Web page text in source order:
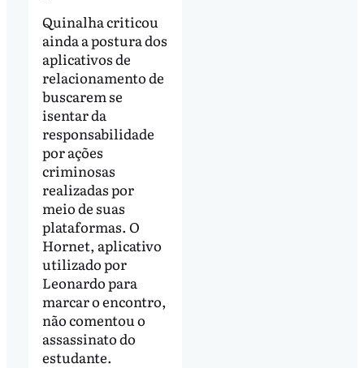
Quinalha criticou
ainda a postura dos
aplicativos de
relacionamento de
buscarem se
isentar da
responsabilidade
por ações
criminosas
realizadas por
meio de suas
plataformas. O
Hornet, aplicativo
utilizado por
Leonardo para
marcar o encontro,
não comentou o
assassinato do
estudante.